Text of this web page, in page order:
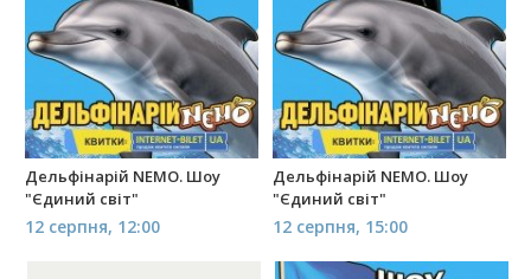
Дельфінарій NEMO. Шоу
"Єдиний світ"
12 серпня, 12:00
Дельфінарій NEMO. Шоу
"Єдиний світ"
12 серпня, 15:00